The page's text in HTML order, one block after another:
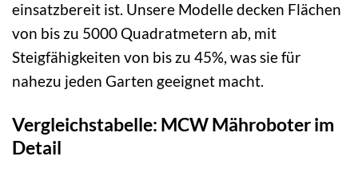
einsatzbereit ist. Unsere Modelle decken Flächen
von bis zu 5000 Quadratmetern ab, mit
Steigfähigkeiten von bis zu 45%, was sie für
nahezu jeden Garten geeignet macht.
Vergleichstabelle: MCW Mähroboter im
Detail